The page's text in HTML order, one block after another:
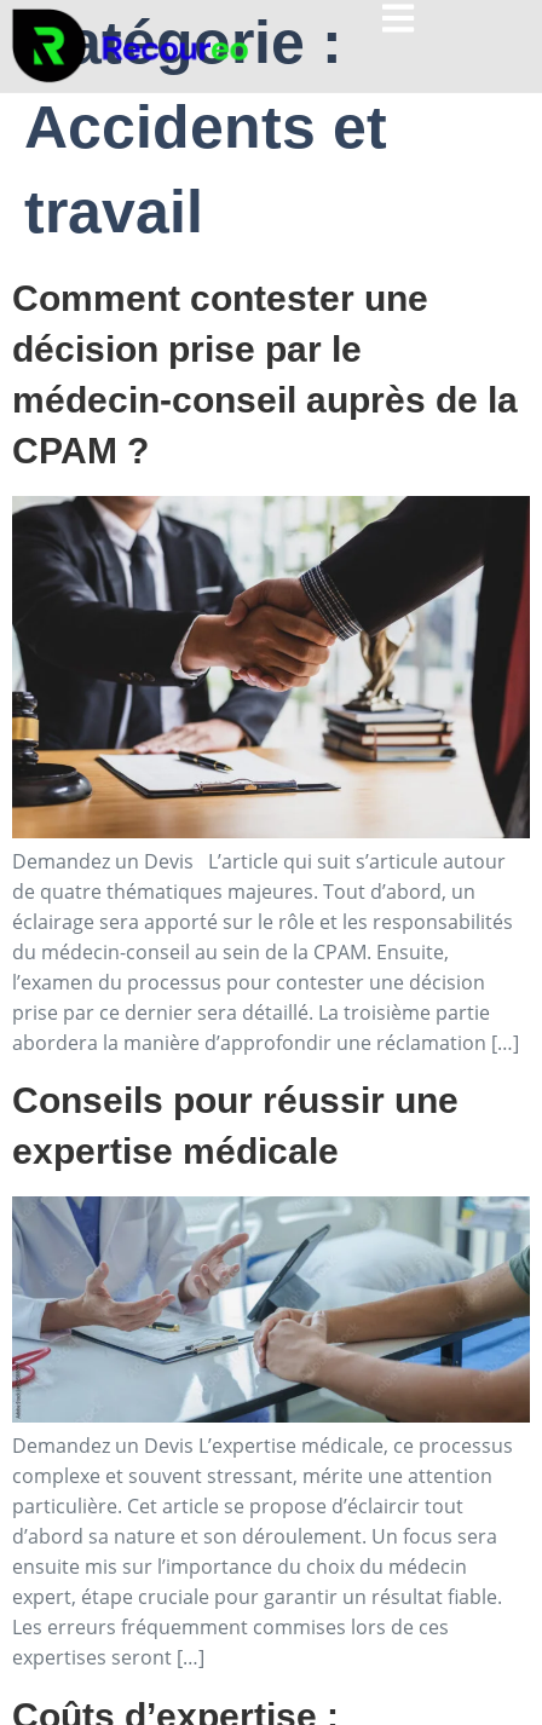
Catégorie :
Accidents et
travail
Comment contester une
décision prise par le
médecin-conseil auprès de la
CPAM ?
Demandez un Devis L’article qui suit s’articule autour
de quatre thématiques majeures. Tout d’abord, un
éclairage sera apporté sur le rôle et les responsabilités
du médecin-conseil au sein de la CPAM. Ensuite,
l’examen du processus pour contester une décision
prise par ce dernier sera détaillé. La troisième partie
abordera la manière d’approfondir une réclamation […]
Conseils pour réussir une
expertise médicale
Demandez un Devis L’expertise médicale, ce processus
complexe et souvent stressant, mérite une attention
particulière. Cet article se propose d’éclaircir tout
d’abord sa nature et son déroulement. Un focus sera
ensuite mis sur l’importance du choix du médecin
expert, étape cruciale pour garantir un résultat fiable.
Les erreurs fréquemment commises lors de ces
expertises seront […]
Coûts d’expertise :